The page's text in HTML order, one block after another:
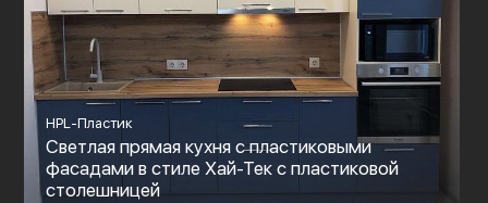
HPL-Пластик
Светлая прямая кухня с пластиковыми
фасадами в стиле Хай-Тек с пластиковой
столешницей